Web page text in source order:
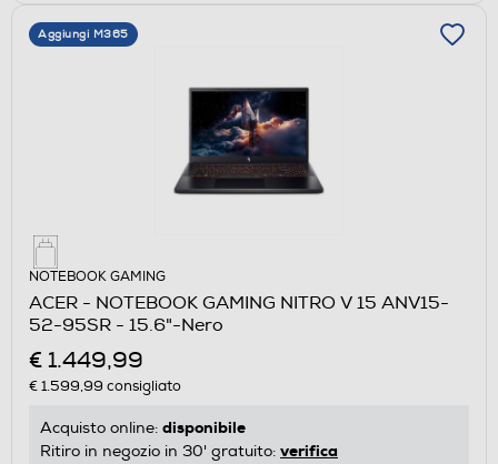
Aggiungi M365
NOTEBOOK GAMING
ACER - NOTEBOOK GAMING NITRO V 15 ANV15-
52-95SR - 15.6"-Nero
€ 1.449,99
€ 1.599,99 consigliato
Acquisto online: disponibile
Ritiro in negozio in 30' gratuito: verifica